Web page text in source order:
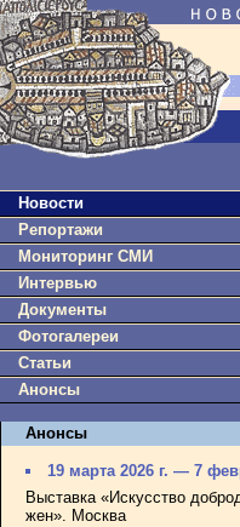
Новости
Репортажи
Мониторинг СМИ
Интервью
Документы
Фотогалереи
Статьи
Анонсы
Анонсы
19 марта 2026 г. — 7
Выставка «Искусство
жен». Москва